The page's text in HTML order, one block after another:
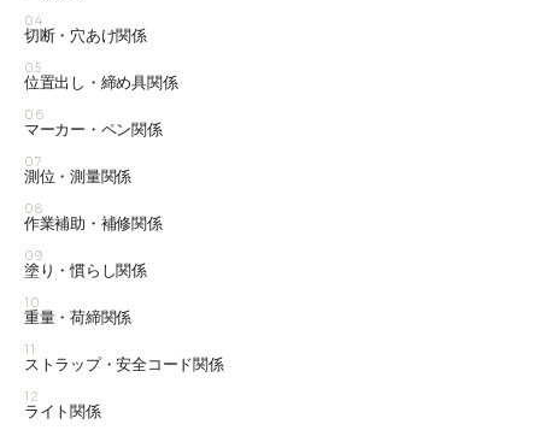
04
切断・穴あけ関係
05
位置出し・締め具関係
06
マーカー・ペン関係
07
測位・測量関係
08
作業補助・補修関係
09
塗り・慣らし関係
10
重量・荷締関係
11
ストラップ・安全コード関係
12
ライト関係